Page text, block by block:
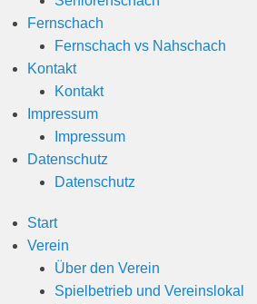
Fernschach
Fernschach vs Nahschach
Kontakt
Kontakt
Impressum
Impressum
Datenschutz
Datenschutz
Start
Verein
Über den Verein
Spielbetrieb und Vereinslokal